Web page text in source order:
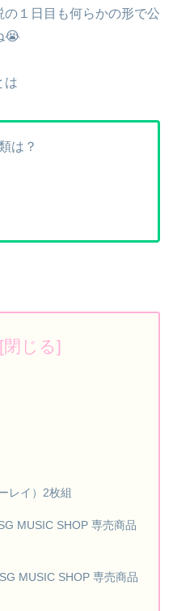
１日目も何らかの形で公
😭
は
は？
レイ）2枚組
MUSIC SHOP 専売商品
MUSIC SHOP 専売商品